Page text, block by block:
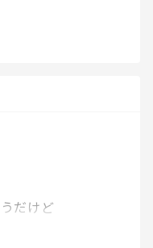
本が好きになって
もの多いよね🥹
って欲しいなぁ☺️
だけど
っても気が楽でいい